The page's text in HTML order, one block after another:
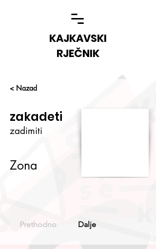
KAJKAVSKI
RJEČNIK
< Nazad
zakadeti
zadimiti
Zona
Prethodno Dalje